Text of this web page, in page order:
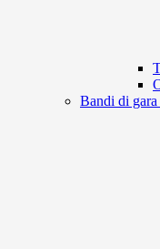
Bandi di gara